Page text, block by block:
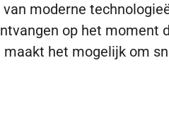
moderne
op het moment
het mogelijk om